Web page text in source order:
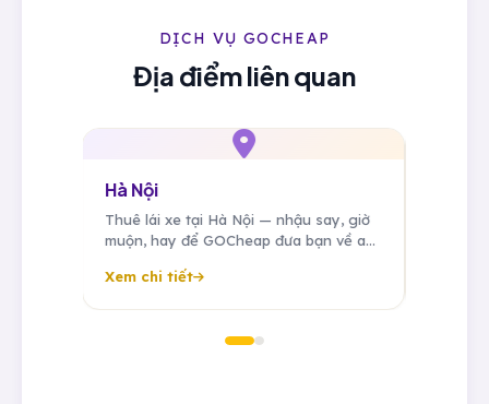
DỊCH VỤ GOCHEAP
Địa điểm liên quan
Ba Đình (Hà Nội)
Thuê lái xe tại Ba Đình — lái xe riêng
đưa đón công tác, hội họp khu vực
Xem chi tiết